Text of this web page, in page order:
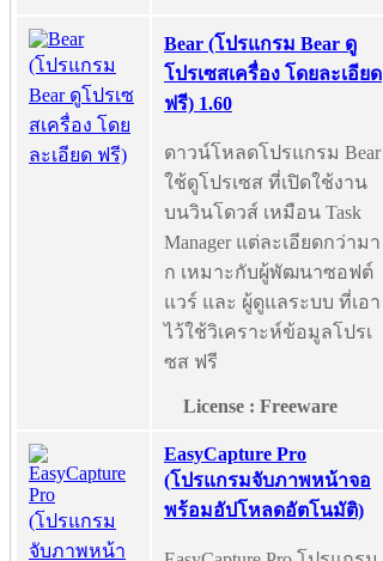
Bear (โปรแกรม Bear ดู
โปรเซสเครื่อง โดยละเอียด
ฟรี) 1.60
ดาวน์โหลดโปรแกรม Bear
ใช้ดูโปรเซส ที่เปิดใช้งาน
บนวินโดวส์ เหมือน Task
Manager แต่ละเอียดกว่ามา
ก เหมาะกับผู้พัฒนาซอฟต์
แวร์ และ ผู้ดูแลระบบ ที่เอา
ไว้ใช้วิเคราะห์ข้อมูลโปรเ
ซส ฟรี
License : Freeware
EasyCapture Pro
(โปรแกรมจับภาพหน้าจอ
พร้อมอัปโหลดอัตโนมัติ)